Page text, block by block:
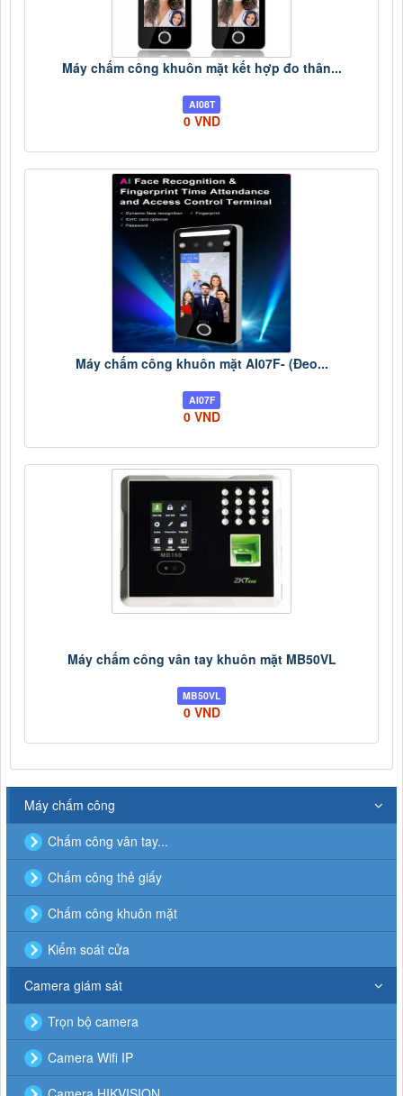
Máy chấm công khuôn mặt kết hợp đo thân...
AI08T
0 VND
Máy chấm công khuôn mặt AI07F- (Đeo...
AI07F
0 VND
Máy chấm công vân tay khuôn mặt MB50VL
MB50VL
0 VND
Máy chấm công
Chấm công vân tay...
Chấm công thẻ giấy
Chấm công khuôn mặt
Kiểm soát cửa
Camera giám sát
Trọn bộ camera
Camera Wifi IP